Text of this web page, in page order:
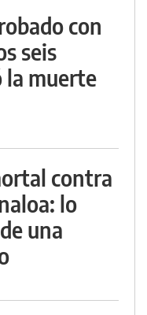
con
seis
la muerte
contra
lo
una